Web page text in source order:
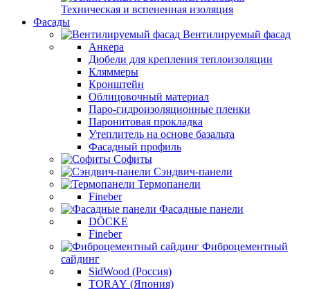
Техническая и вспененная изоляция
Фасады
Вентилируемый фасад
Анкера
Дюбели для крепления теплоизоляции
Кляммеры
Кронштейн
Облицовочный материал
Паро-гидроизоляционные пленки
Паронитовая прокладка
Утеплитель на основе базальта
Фасадный профиль
Софиты
Сэндвич-панели
Термопанели
Fineber
Фасадные панели
DÖCKE
Fineber
Фиброцементный
сайдинг
SidWood (Россия)
TORAY (Япония)